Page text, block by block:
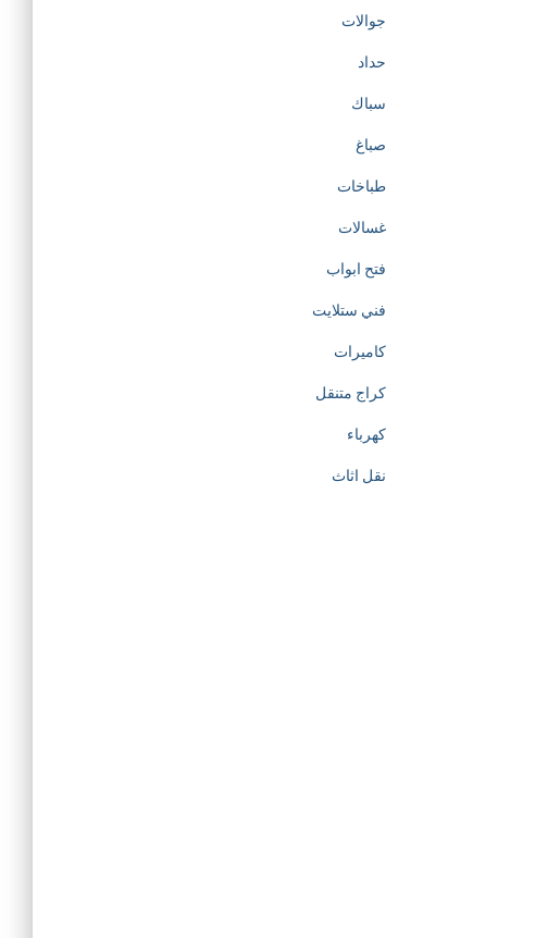
جوالات
حداد
سباك
صباغ
طباخات
غسالات
فتح ابواب
فني ستلايت
كاميرات
كراج متنقل
كهرباء
نقل اثاث